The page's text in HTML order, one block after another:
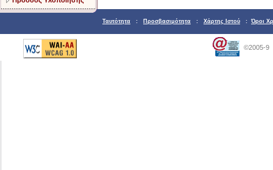
Ταυτότητα : Προσβασιμότητα : Χάρτης Ιστού : Όροι
©2005-9